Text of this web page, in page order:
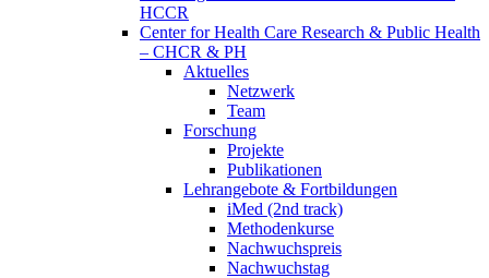
HCCR
Center for Health Care Research & Public Health
– CHCR & PH
Aktuelles
Netzwerk
Team
Forschung
Projekte
Publikationen
Lehrangebote & Fortbildungen
iMed (2nd track)
Methodenkurse
Nachwuchspreis
Nachwuchstag